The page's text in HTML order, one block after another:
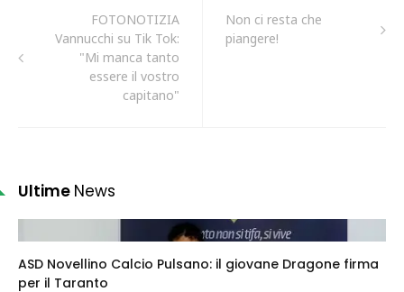
FOTONOTIZIA
Vannucchi su Tik Tok:
"Mi manca tanto
essere il vostro
capitano"
Non ci resta che
piangere!
Ultime News
ASD Novellino Calcio Pulsano: il giovane Dragone firma
per il Taranto